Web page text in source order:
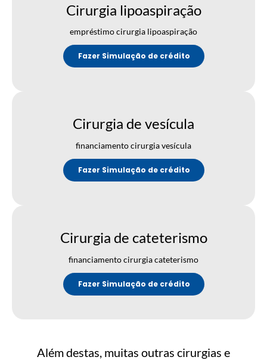
Cirurgia lipoaspiração
empréstimo cirurgia lipoaspiração
Fazer Simulação de crédito
Cirurgia de vesícula
financiamento cirurgia vesícula
Fazer Simulação de crédito
Cirurgia de cateterismo
financiamento cirurgia cateterismo
Fazer Simulação de crédito
Além destas, muitas outras cirurgias e